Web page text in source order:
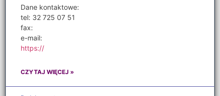
Dane kontaktowe:
tel: 32 725 07 51
fax:
e-mail:
https://
CZYTAJ WIĘCEJ »